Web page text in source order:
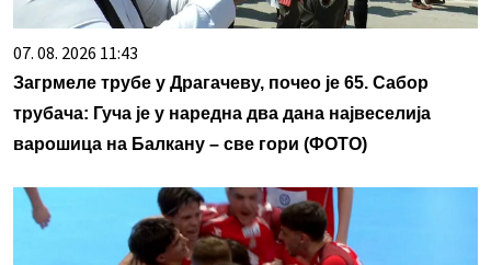
07. 08. 2026 11:43
Загрмеле трубе у Драгачеву, почео је 65. Сабор
трубача: Гуча је у наредна два дана највеселија
варошица на Балкану – све гори (ФОТО)